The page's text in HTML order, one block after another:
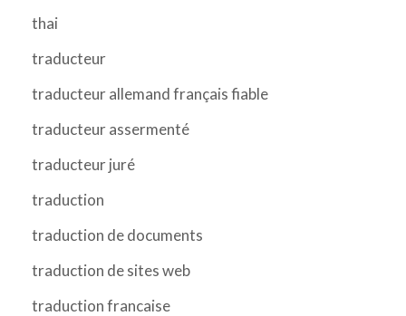
thai
traducteur
traducteur allemand français fiable
traducteur assermenté
traducteur juré
traduction
traduction de documents
traduction de sites web
traduction francaise